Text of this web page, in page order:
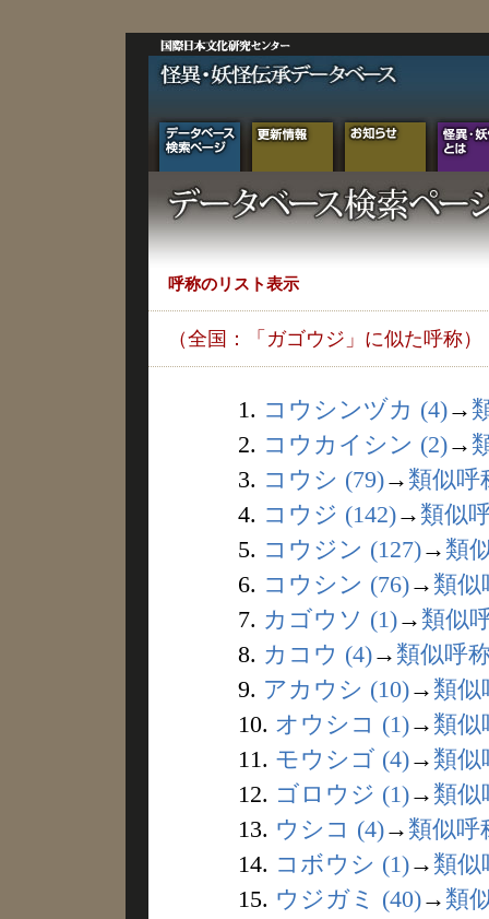
呼称のリスト表示
（全国：「ガゴウジ」に似た呼称）
1. コウシンヅカ (4)→
2. コウカイシン (2)→
3. コウシ (79)→ 類似呼
4. コウジ (142)→ 類似
5. コウジン (127)→ 類
6. コウシン (76)→ 類似
7. カゴウソ (1)→ 類似
8. カコウ (4)→ 類似呼
9. アカウシ (10)→ 類似
10. オウシコ (1)→ 類似
11. モウシゴ (4)→ 類似
12. ゴロウジ (1)→ 類似
13. ウシコ (4)→ 類似呼
14. コボウシ (1)→ 類似
15. ウジガミ (40)→ 類